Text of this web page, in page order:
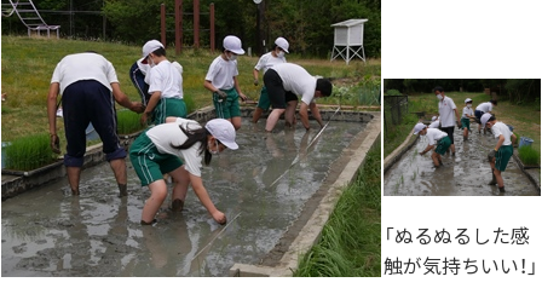
「ぬるぬるした感
触が気持ちいい！」